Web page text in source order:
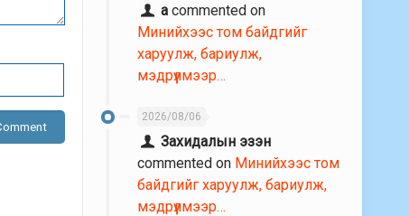
a commented on
Минийхээс том байдгийг
харуулж, бариулж,
мэдрүүлмээр…
2026/08/06
Захидалын эзэн
commented on Минийхээс том
байдгийг харуулж, бариулж,
мэдрүүлмээр…